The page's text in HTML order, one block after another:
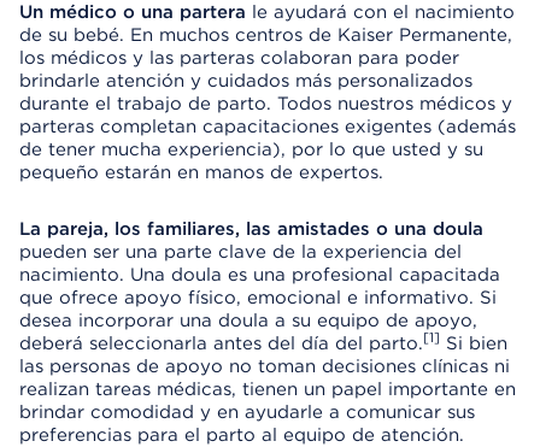
Un médico o una partera le ayudará con el nacimiento
de su bebé. En muchos centros de Kaiser Permanente,
los médicos y las parteras colaboran para poder
brindarle atención y cuidados más personalizados
durante el trabajo de parto. Todos nuestros médicos y
parteras completan capacitaciones exigentes (además
de tener mucha experiencia), por lo que usted y su
pequeño estarán en manos de expertos.
La pareja, los familiares, las amistades o una doula
pueden ser una parte clave de la experiencia del
nacimiento. Una doula es una profesional capacitada
que ofrece apoyo físico, emocional e informativo. Si
desea incorporar una doula a su equipo de apoyo,
deberá seleccionarla antes del día del parto.[1] Si bien
las personas de apoyo no toman decisiones clínicas ni
realizan tareas médicas, tienen un papel importante en
brindar comodidad y en ayudarle a comunicar sus
preferencias para el parto al equipo de atención.